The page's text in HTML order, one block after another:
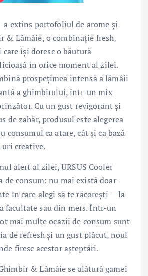
a extins portofoliul de arome și
& Lămâie, o combinație fresh,
care își doresc o băutură
în orice moment al zilei.
prospețimea intensă a lămâii
a ghimbirului, într-un mix
Cu un gust revigorant și
de zahăr, produsul este alegerea
consumul ca atare, cât și ca bază
creative.
alert al zilei, URSUS Cooler
de consum: nu mai există doar
în care alegi să te răcorești — la
facultate sau din mers. Într-un
mai multe ocazii de consum sunt
de refresh și un gust plăcut, noul
firesc acestor așteptări.
& Lămâie se alătură gamei